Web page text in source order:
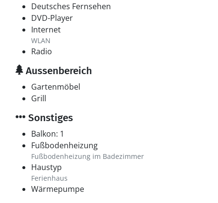
Deutsches Fernsehen
DVD-Player
Internet
WLAN
Radio
Aussenbereich
Gartenmöbel
Grill
Sonstiges
Balkon: 1
Fußbodenheizung
Fußbodenheizung im Badezimmer
Haustyp
Ferienhaus
Wärmepumpe